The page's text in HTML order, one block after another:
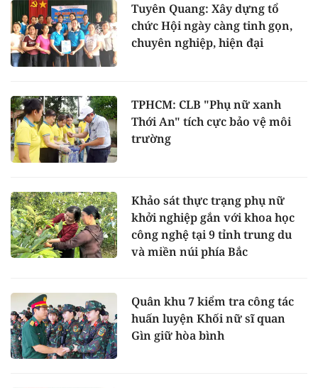
Tuyên Quang: Xây dựng tổ
chức Hội ngày càng tinh gọn,
chuyên nghiệp, hiện đại
TPHCM: CLB "Phụ nữ xanh
Thới An" tích cực bảo vệ môi
trường
Khảo sát thực trạng phụ nữ
khởi nghiệp gắn với khoa học
công nghệ tại 9 tỉnh trung du
và miền núi phía Bắc
Quân khu 7 kiểm tra công tác
huấn luyện Khối nữ sĩ quan
Gìn giữ hòa bình